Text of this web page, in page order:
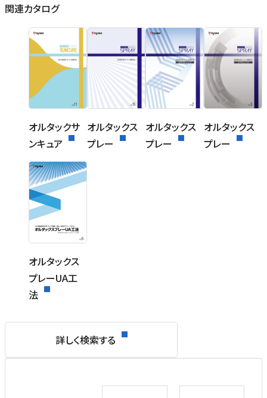
関連カタログ
オルタックサ
ンキュア
オルタックス
プレー
オルタックス
プレー
オルタックス
プレー
オルタックス
プレーUA工
法
詳しく検索する